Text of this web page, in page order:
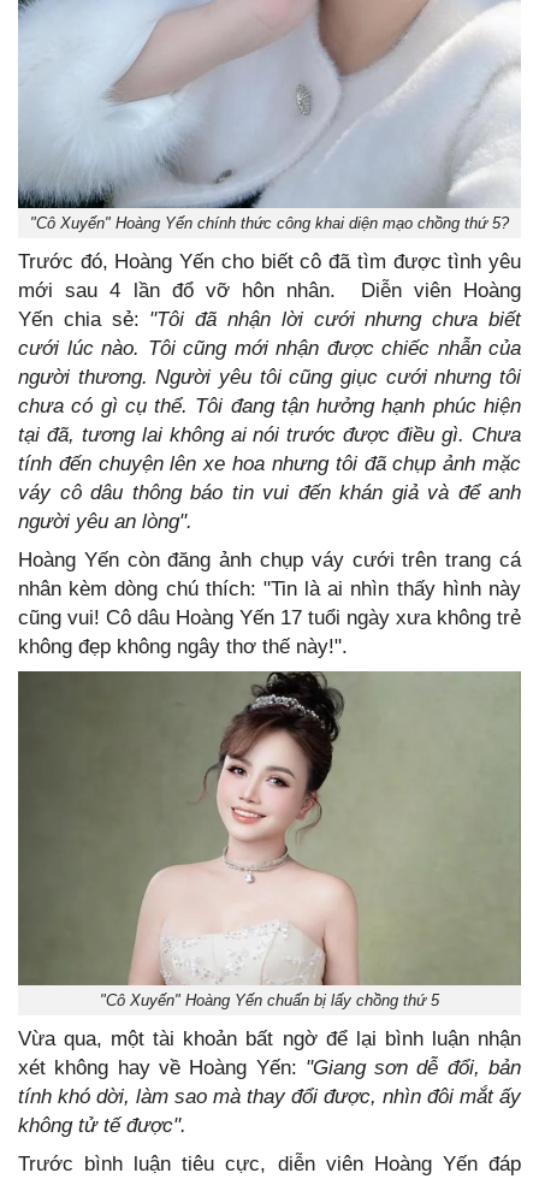
"Cô Xuyến" Hoàng Yến chính thức công khai diện mạo chồng thứ 5?
Trước đó, Hoàng Yến cho biết cô đã tìm được tình yêu
mới sau 4 lần đổ vỡ hôn nhân. Diễn viên Hoàng
Yến chia sẻ: "Tôi đã nhận lời cưới nhưng chưa biết
cưới lúc nào. Tôi cũng mới nhận được chiếc nhẫn của
người thương. Người yêu tôi cũng giục cưới nhưng tôi
chưa có gì cụ thể. Tôi đang tận hưởng hạnh phúc hiện
tại đã, tương lai không ai nói trước được điều gì. Chưa
tính đến chuyện lên xe hoa nhưng tôi đã chụp ảnh mặc
váy cô dâu thông báo tin vui đến khán giả và để anh
người yêu an lòng".
Hoàng Yến còn đăng ảnh chụp váy cưới trên trang cá
nhân kèm dòng chú thích: "Tin là ai nhìn thấy hình này
cũng vui! Cô dâu Hoàng Yến 17 tuổi ngày xưa không trẻ
không đẹp không ngây thơ thế này!".
"Cô Xuyến" Hoàng Yến chuẩn bị lấy chồng thứ 5
Vừa qua, một tài khoản bất ngờ để lại bình luận nhận
xét không hay về Hoàng Yến: "Giang sơn dễ đổi, bản
tính khó dời, làm sao mà thay đổi được, nhìn đôi mắt ấy
không tử tế được".
Trước bình luận tiêu cực, diễn viên Hoàng Yến đáp